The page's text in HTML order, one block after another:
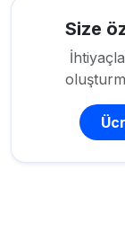
Size